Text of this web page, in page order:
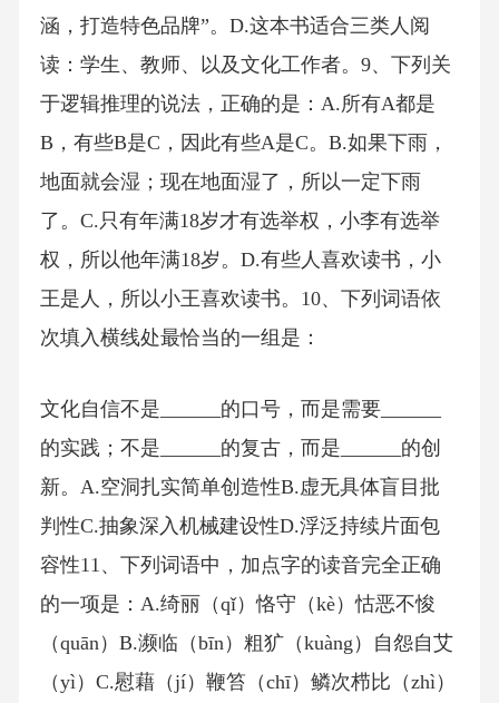
涵，打造特色品牌”。D.这本书适合三类人阅
读：学生、教师、以及文化工作者。9、下列关
于逻辑推理的说法，正确的是：A.所有A都是
B，有些B是C，因此有些A是C。B.如果下雨，
地面就会湿；现在地面湿了，所以一定下雨
了。C.只有年满18岁才有选举权，小李有选举
权，所以他年满18岁。D.有些人喜欢读书，小
王是人，所以小王喜欢读书。10、下列词语依
次填入横线处最恰当的一组是：
文化自信不是______的口号，而是需要______
的实践；不是______的复古，而是______的创
新。A.空洞扎实简单创造性B.虚无具体盲目批
判性C.抽象深入机械建设性D.浮泛持续片面包
容性11、下列词语中，加点字的读音完全正确
的一项是：A.绮丽（qǐ）恪守（kè）怙恶不悛
（quān）B.濒临（bīn）粗犷（kuàng）自怨自艾
（yì）C.慰藉（jí）鞭笞（chī）鳞次栉比（zhì）